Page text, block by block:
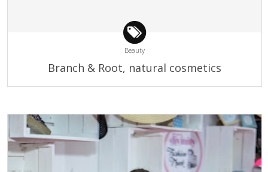
Beauty
Branch & Root, natural cosmetics